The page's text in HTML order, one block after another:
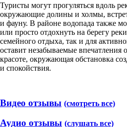
Туристы могут прогуляться вдоль
окружающие долины и холмы,
и фауну. В районе водопада также
или просто отдохнуть на берегу
семейного отдыха, так и для
оставит незабываемые
красоте, окружающая обстановка
и спокойствия.
Видео отзывы (смотреть все)
Аудио отзывы (слушать все)